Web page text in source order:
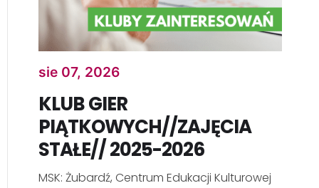
sie 07, 2026
KLUB GIER
PIĄTKOWYCH//ZAJĘCIA
STAŁE// 2025-2026
MSK: Żubardź, Centrum Edukacji Kulturowej